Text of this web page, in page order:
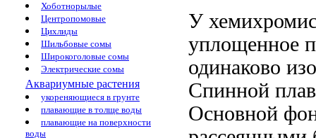
Хоботнорылые
Центропомовые
Цихлиды
Шильбовые сомы
Широкоголовые сомы
Электрические сомы
Аквариумные растения
укореняющиеся в грунте
плавающие в толще воды
плавающие на поверхности
воды
У
уплощенное
одинаково
Спинной
Основной